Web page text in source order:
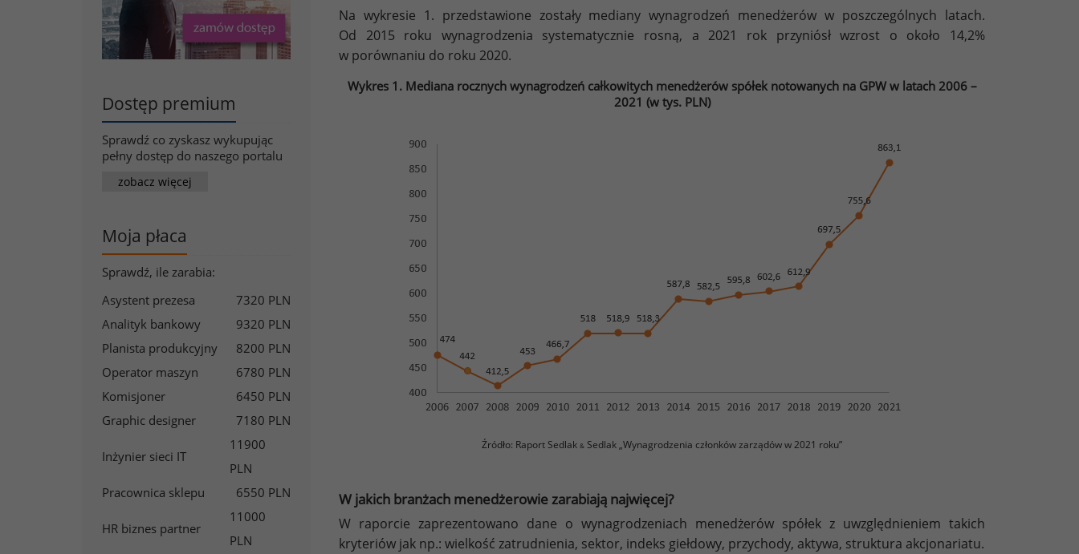
Dostęp premium
Sprawdź co zyskasz wykupując
pełny dostęp do naszego portalu
zobacz więcej
Moja płaca
Sprawdź, ile zarabia:
Asystent prezesa
7320 PLN
Analityk bankowy
9320 PLN
Planista produkcyjny
8200 PLN
Operator maszyn
6780 PLN
Komisjoner
6450 PLN
Graphic designer
7180 PLN
Inżynier sieci IT
11900
PLN
Pracownica sklepu
6550 PLN
HR biznes partner
11000
PLN
Na wykresie 1. przedstawione zostały mediany wynagrodzeń menedżerów w poszczególnych latach.
Od 2015 roku wynagrodzenia systematycznie rosną, a 2021 rok przyniósł wzrost o około 14,2%
w porównaniu do roku 2020.
Wykres 1. Mediana rocznych wynagrodzeń całkowitych menedżerów spółek notowanych na GPW w latach 2006 –
2021 (w tys. PLN)
Źródło: Raport Sedlak & Sedlak „Wynagrodzenia członków zarządów w 2021 roku”
W jakich branżach menedżerowie zarabiają najwięcej?
W raporcie zaprezentowano dane o wynagrodzeniach menedżerów spółek z uwzględnieniem takich
kryteriów jak np.: wielkość zatrudnienia, sektor, indeks giełdowy, przychody, aktywa, struktura akcjonariatu.